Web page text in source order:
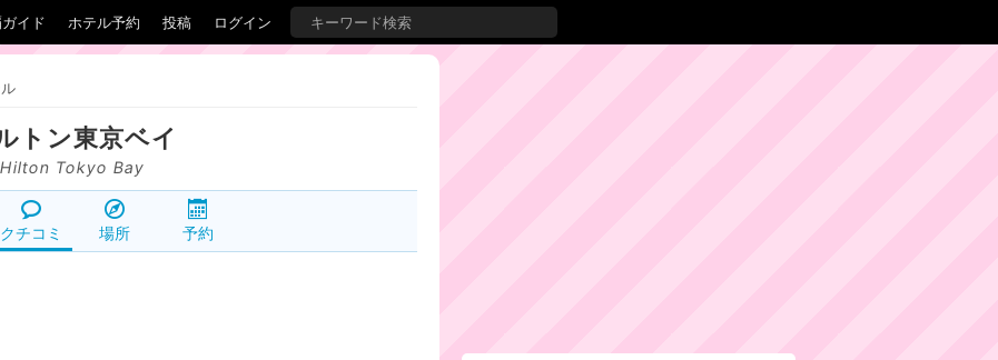
イド ホテル予約 投稿 ログイン
トン東京ベイ
Hilton Tokyo Bay
クチコミ 場所 予約